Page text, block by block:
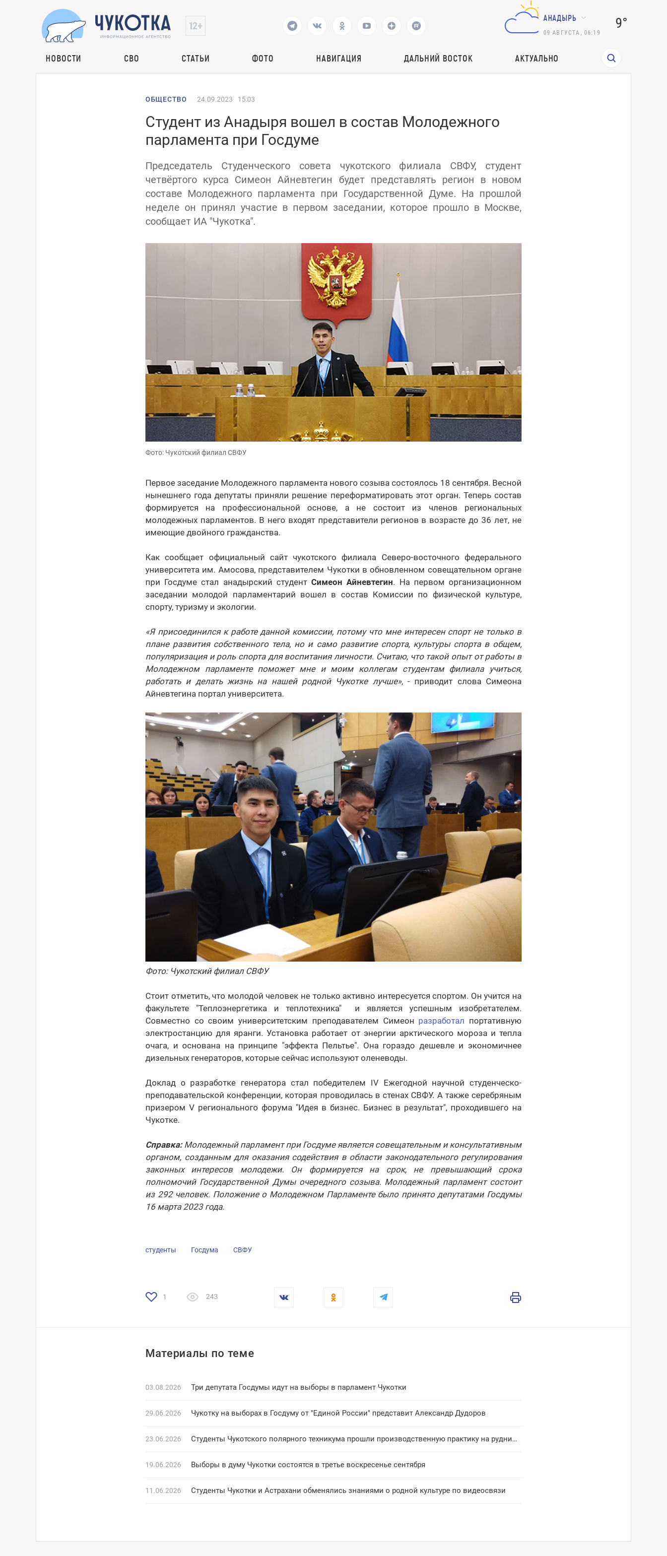
АНАДЫРЬ
09 АВГУСТА 06:19
9°
НОВОСТИ СВО СТАТЬИ ФОТО НАВИГАЦИЯ ДАЛЬНИЙ ВОСТОК АКТУАЛЬНО
ОБЩЕСТВО 24.09.2023 15:03
Студент из Анадыря вошел в состав Молодежного
парламента при Госдуме
Председатель Cтуденческого совета чукотского филиала СВФУ, студент
четвёртого курса Симеон Айневтегин будет представлять регион в новом
составе Молодежного парламента при Государственной Думе. На прошлой
неделе он принял участие в первом заседании, которое прошло в Москве,
сообщает ИА "Чукотка".
Фото: Чукотский филиал СВФУ
Первое заседание Молодежного парламента нового созыва состоялось 18 сентября. Весной
нынешнего года депутаты приняли решение переформатировать этот орган. Теперь состав
формируется на профессиональной основе, а не состоит из членов региональных
молодежных парламентов. В него входят представители регионов в возрасте до 36 лет, не
имеющие двойного гражданства.
Как сообщает официальный сайт чукотского филиала Северо-восточного федерального
университета им. Амосова, представителем Чукотки в обновленном совещательном органе
при Госдуме стал анадырский студентСимеон Айневтегин. На первом организационном
заседании молодой парламентарий вошел в состав Комиссии по физической культуре,
спорту, туризму и экологии.
«Я присоединился к работе данной комиссии, потому что мне интересен спорт не только в
плане развития собственного тела, но и само развитие спорта, культуры спорта в общем,
популяризация и роль спорта для воспитания личности. Считаю, что такой опыт от работы в
Молодежном парламенте поможет мне и моим коллегам студентам филиала учиться,
работать и делать жизнь на нашей родной Чукотке лучше», - приводит слова Симеона
Айневтегина портал университета.
Фото: Чукотский филиал СВФУ
Стоит отметить, что молодой человек не только активно интересуется спортом. Он учится на
факультете "Теплоэнергетика и теплотехника" и является успешным изобретателем.
Совместно со своим университетским преподавателем Симеон разработал портативную
электростанцию для яранги. Установка работает от энергии арктического мороза и тепла
очага, и основана на принципе "эффекта Пельтье". Она гораздо дешевле и экономичнее
дизельных генераторов, которые сейчас используют оленеводы.
Доклад о разработке генератора стал победителем IV Ежегодной научной студенческо-
преподавательской конференции, которая проводилась в стенах СВФУ. А также серебряным
призером V регионального форума "Идея в бизнес. Бизнес в результат", проходившего на
Чукотке.
Справка:Молодежный парламент при Госдуме является совещательным и консультативным
органом, созданным для оказания содействия в области законодательного регулирования
законных интересов молодежи. Он формируется на срок, не превышающий срока
полномочий Государственной Думы очередного созыва. Молодежный парламент состоит
из 292 человек. Положение о Молодежном Парламенте было принято депутатами Госдумы
16 марта 2023 года.
студенты Госдума СВФУ
1 243
Материалы по теме
03.08.2026 Три депутата Госдумы идут на выборы в парламент Чукотки
29.06.2026 Чукотку на выборах в Госдуму от "Единой России" представит Александр Дудоров
23.06.2026 Студенты Чукотского полярного техникума прошли производственную практику на руднике
19.06.2026 Выборы в думу Чукотки состоятся в третье воскресенье сентября
11.06.2026 Студенты Чукотки и Астрахани обменялись знаниями о родной культуре по видеосвязи